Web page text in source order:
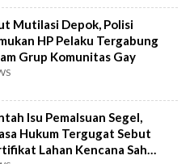
Mutilasi Depok, Polisi
HP Pelaku Tergabung
Grup Komunitas Gay
Isu Pemalsuan Segel,
Hukum Tergugat Sebut
Lahan Kencana Sah